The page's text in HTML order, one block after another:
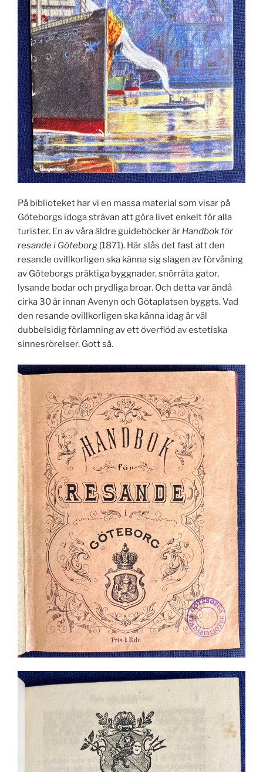
På biblioteket har vi en massa material som visar på
Göteborgs idoga strävan att göra livet enkelt för alla
turister. En av våra äldre guideböcker är Handbok för
resande i Göteborg (1871). Här slås det fast att den
resande ovillkorligen ska känna sig slagen av förvåning
av Göteborgs präktiga byggnader, snörräta gator,
lysande bodar och prydliga broar. Och detta var ändå
cirka 30 år innan Avenyn och Götaplatsen byggts. Vad
den resande ovillkorligen ska känna idag är väl
dubbelsidig förlamning av ett överflöd av estetiska
sinnesrörelser. Gott så.